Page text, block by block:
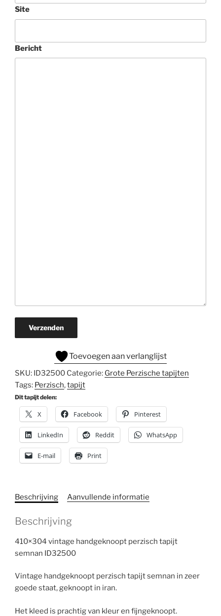
Site
Bericht
Verzenden
Toevoegen aan verlanglijst
SKU: ID32500 Categorie: Grote Perzische tapijten
Tags: Perzisch,tapijt
Dit tapijt delen:
X Facebook Pinterest
LinkedIn Reddit WhatsApp
E-mail Print
Beschrijving Aanvullende informatie
Beschrijving
410×304 vintage handgeknoopt perzisch tapijt
semnan ID32500
Vintage handgeknoopt perzisch tapijt semnan in zeer
goede staat, geknoopt in iran.
Het kleed is prachtig van kleur en fijngeknoopt.